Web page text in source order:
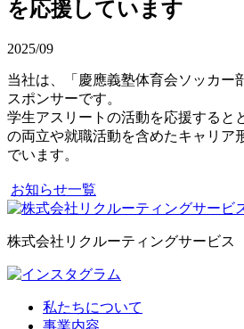
を応援しています
2025/09
当社は、「慶應義塾体育会ソッカー
スポンサーです。
学生アスリートの活動を応援すると
の両立や就職活動を含めたキャリア
でいます。
お知らせ一覧
株式会社リクルーティングサービス
私たちについて
事業内容